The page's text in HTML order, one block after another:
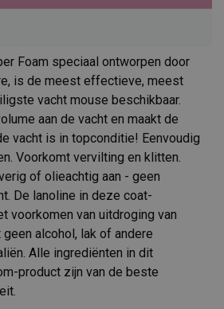
Foam speciaal ontworpen door
is de meest effectieve, meest
vacht mouse beschikbaar.
aan de vacht en maakt de
vacht is in topconditie! Eenvoudig
Voorkomt vervilting en klitten.
of olieachtig aan - geen
De lanoline in deze coat-
voorkomen van uitdroging van
geen alcohol, lak of andere
Alle ingrediënten in dit
product zijn van de beste